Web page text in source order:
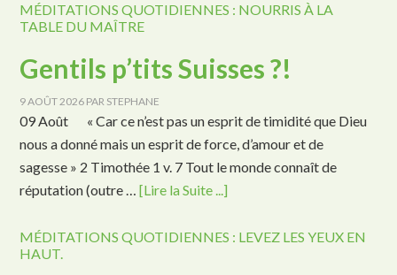
MÉDITATIONS QUOTIDIENNES : NOURRIS À LA
TABLE DU MAÎTRE
Gentils p’tits Suisses ?!
9 AOÛT 2026 PAR STEPHANE
09 Août « Car ce n’est pas un esprit de timidité que Dieu
nous a donné mais un esprit de force, d’amour et de
sagesse » 2 Timothée 1 v. 7 Tout le monde connaît de
réputation (outre …[Lire la Suite ...]
MÉDITATIONS QUOTIDIENNES : LEVEZ LES YEUX EN
HAUT.